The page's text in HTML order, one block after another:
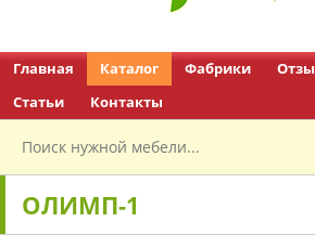
Главная Каталог Фабрики
Статьи
Контакты
ОЛИМП-1